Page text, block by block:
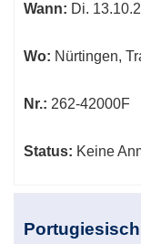
Wann: Di.
Wo: Nürtingen,
Nr.: 262-42000F
Status: Keine